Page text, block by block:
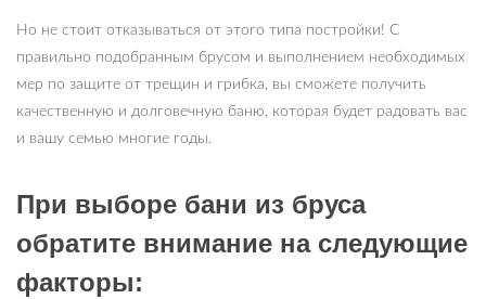
Но не стоит отказываться от этого типа постройки! С
правильно подобранным брусом и выполнением необходимых
мер по защите от трещин и грибка, вы сможете получить
качественную и долговечную баню, которая будет радовать вас
и вашу семью многие годы.
При выборе бани из бруса
обратите внимание на следующие
факторы: